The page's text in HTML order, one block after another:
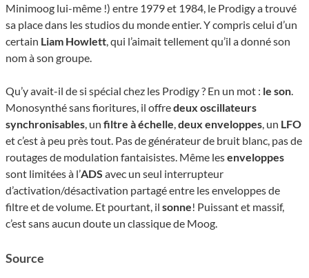
Minimoog lui-même !) entre 1979 et 1984, le Prodigy a trouvé
sa place dans les studios du monde entier. Y compris celui d’un
certain Liam Howlett, qui l’aimait tellement qu’il a donné son
nom à son groupe.
Qu’y avait-il de si spécial chez les Prodigy ? En un mot : le son.
Monosynthé sans fioritures, il offredeux oscillateurs
synchronisables, un filtre à échelle,deux enveloppes, un LFO
et c’est à peu près tout. Pas de générateur de bruit blanc, pas de
routages de modulation fantaisistes. Même lesenveloppes
sont limitées à l’ADS avec un seul interrupteur
d’activation/désactivation partagé entre les enveloppes de
filtre et de volume. Et pourtant, il sonne! Puissant et massif,
c’est sans aucun doute un classique de Moog.
Source